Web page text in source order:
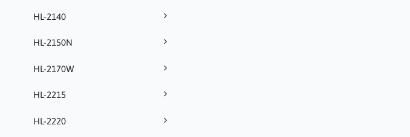
HL-2140
HL-2150N
HL-2170W
HL-2215
HL-2220